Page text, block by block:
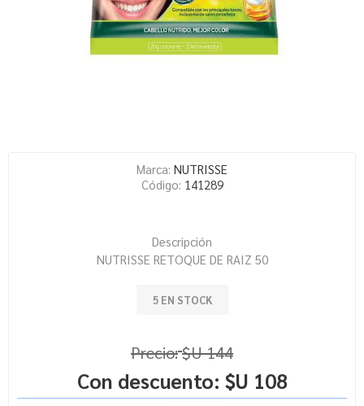
Marca: NUTRISSE
Código: 141289
Descripción
NUTRISSE RETOQUE DE RAIZ 50
5 EN STOCK
Precio:$U 144
Con descuento: $U 108